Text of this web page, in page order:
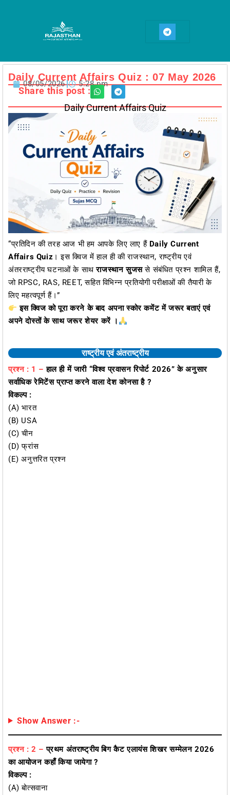
T
e
l
r
a
m
Daily Current Affairs Quiz : 07 May 2026
08/05/2026 5:28 pm
Share this post :
Daily Current Affairs Quiz
“प्रतिदिन की तरह आज भी हम आपके लिए लाए हैं Daily Current
Affairs Quiz । इस क्विज में हाल ही की राजस्थान, राष्ट्रीय एवं
अंतरराष्ट्रीय घटनाओं के साथराजस्थान सुजससे संबंधित प्रश्न शामिल हैं,
जो RPSC, RAS, REET, सहित विभिन्न प्रतियोगी परीक्षाओं की तैयारी के
लिए महत्वपूर्ण हैं।”
इस क्विज को पूरा करने के बाद अपना स्कोर कमेंट में जरूर बताएं एवं
अपने दोस्तों के साथ जरूर शेयर करें ।
राष्ट्रीय एवं अंतराष्ट्रीय
प्रश्न : 1 – हाल ही में जारी “विश्व प्रवासन रिपोर्ट 2026” के अनुसार
सर्वाधिक रेमिटेंस प्राप्त करने वाला देश कोनसा है ?
विकल्प :
(A) भारत
(B) USA
(C) चीन
(D) फ्रांस
(E) अनुत्तरित प्रश्न
Show Answer :-
प्रश्न : 2 – प्रथम अंतराष्ट्रीय बिग कैट एलायंस शिखर सम्मेलन 2026
का आयोजन कहाँ किया जायेगा ?
विकल्प :
(A) बोत्सवाना